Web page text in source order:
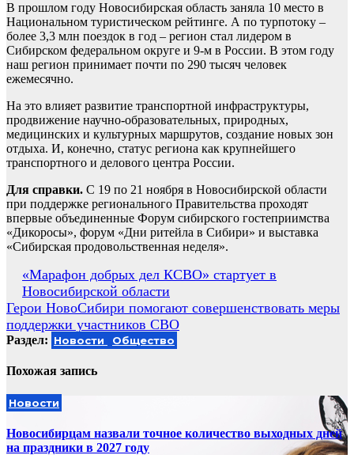
В прошлом году Новосибирская область заняла 10 место в
Национальном туристическом рейтинге. А по турпотоку –
более 3,3 млн поездок в год – регион стал лидером в
Сибирском федеральном округе и 9-м в России. В этом году
наш регион принимает почти по 290 тысяч человек
ежемесячно.
На это влияет развитие транспортной инфраструктуры,
продвижение научно-образовательных, природных,
медицинских и культурных маршрутов, создание новых зон
отдыха. И, конечно, статус региона как крупнейшего
транспортного и делового центра России.
Для справки. С 19 по 21 ноября в Новосибирской области
при поддержке регионального Правительства проходят
впервые объединенные Форум сибирского гостеприимства
«Дикоросы», форум «Дни ритейла в Сибири» и выставка
«Сибирская продовольственная неделя».
Навигация
по
записям
«Марафон добрых дел КСВО» стартует в
Новосибирской области
Герои НовоСибири помогают совершенствовать меры
поддержки участников СВО
Раздел: Новости Общество
Похожая запись
Новости
Новосибирцам назвали точное количество выходных дней
на праздники в 2027 году